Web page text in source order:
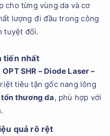
cho từng vùng da và cơ
lượng đi đầu trong công
tuyệt đối.
tiến nhất
OPT SHR – Diode Laser –
tiêu tận gốc nang lông
thương da, phù hợp với
quả rõ rệt